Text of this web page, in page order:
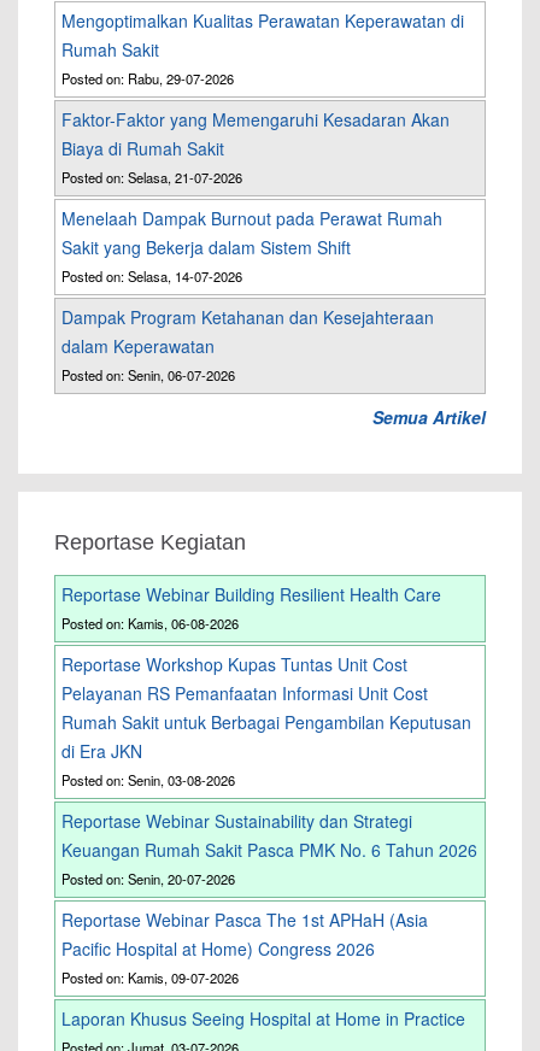
Mengoptimalkan Kualitas Perawatan Keperawatan di
Rumah Sakit
Posted on: Rabu, 29-07-2026
Faktor-Faktor yang Memengaruhi Kesadaran Akan
Biaya di Rumah Sakit
Posted on: Selasa, 21-07-2026
Menelaah Dampak Burnout pada Perawat Rumah
Sakit yang Bekerja dalam Sistem Shift
Posted on: Selasa, 14-07-2026
Dampak Program Ketahanan dan Kesejahteraan
dalam Keperawatan
Posted on: Senin, 06-07-2026
Semua Artikel
Reportase Kegiatan
Reportase Webinar Building Resilient Health Care
Posted on: Kamis, 06-08-2026
Reportase Workshop Kupas Tuntas Unit Cost
Pelayanan RS Pemanfaatan Informasi Unit Cost
Rumah Sakit untuk Berbagai Pengambilan Keputusan
di Era JKN
Posted on: Senin, 03-08-2026
Reportase Webinar Sustainability dan Strategi
Keuangan Rumah Sakit Pasca PMK No. 6 Tahun 2026
Posted on: Senin, 20-07-2026
Reportase Webinar Pasca The 1st APHaH (Asia
Pacific Hospital at Home) Congress 2026
Posted on: Kamis, 09-07-2026
Laporan Khusus Seeing Hospital at Home in Practice
Posted on: Jumat, 03-07-2026